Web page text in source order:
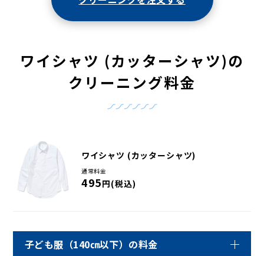
ワイシャツ (カッターシャツ)の
クリーニング料金
ワイシャツ (カッターシャツ)
通常料金
495円(税込)
子ども服（140㎝以下）の料金